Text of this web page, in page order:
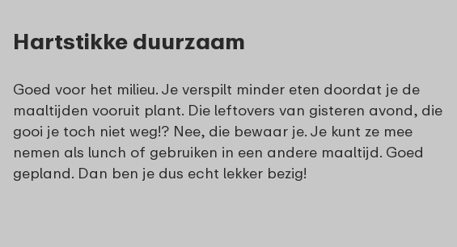
Hartstikke duurzaam
Goed voor het milieu. Je verspilt minder eten doordat je de
maaltijden vooruit plant. Die leftovers van gisteren avond, die
gooi je toch niet weg!? Nee, die bewaar je. Je kunt ze mee
nemen als lunch of gebruiken in een andere maaltijd. Goed
gepland. Dan ben je dus echt lekker bezig!